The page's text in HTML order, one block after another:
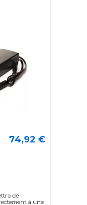
74,92 €
de
à une